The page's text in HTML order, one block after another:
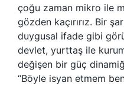
çoğu zaman mikro ile
gözden kaçırırız. Bir
duygusal ifade gibi
devlet, yurttaş ile
değişen bir güç
“Böyle isyan etmem